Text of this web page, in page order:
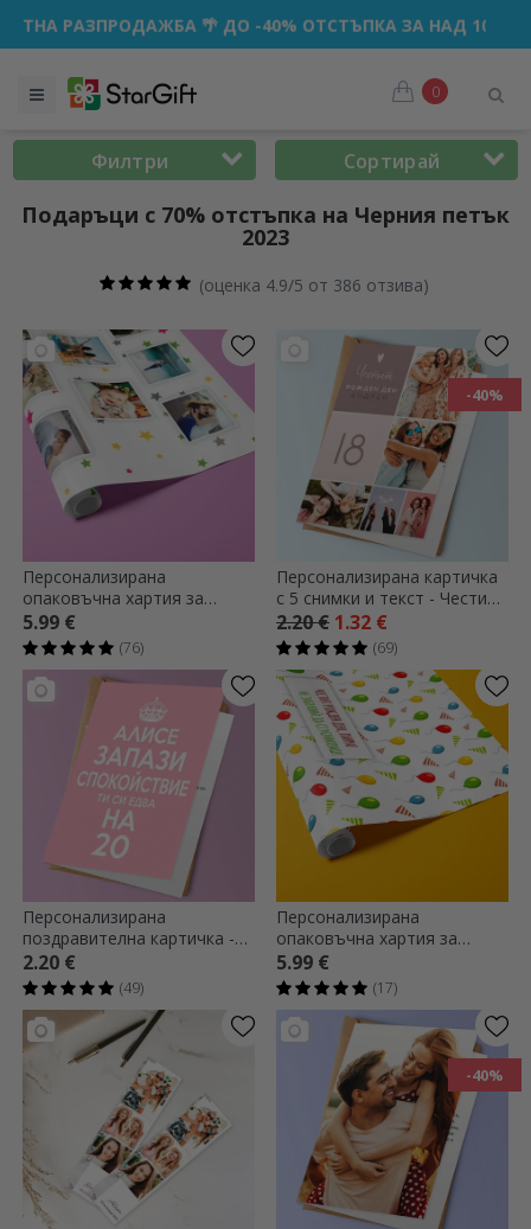
🌴 ДО -40% ОТСТЪПКА ЗА НАД 100
0
Филтри Сортирай
Подаръци с 70% отстъпка на Черния петък
2023
(оценка 4.9/5 от 386 отзива)
Персонализирана
опаковъчна хартия за
подаръци с 13 снимки,
цветен фон със звезди
5.99 €
(76)
-40%
Персонализирана картичка
с 5 снимки и текст - Честит
рожден ден
2.20 € 1.32 €
(69)
Персонализирана
поздравителна картичка -
KEEP CALM
2.20 €
(49)
Персонализирана
опаковъчна хартия за
подаръци - дизайн за
рожден ден
5.99 €
(17)
-40%